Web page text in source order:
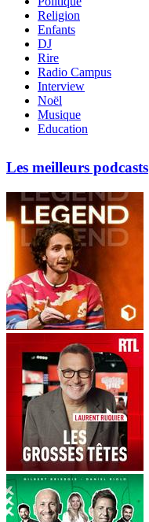
Religion
Enfants
DJ
Rire
Radio Campus
Interview
Noël
Musique
Education
Les meilleurs podcasts